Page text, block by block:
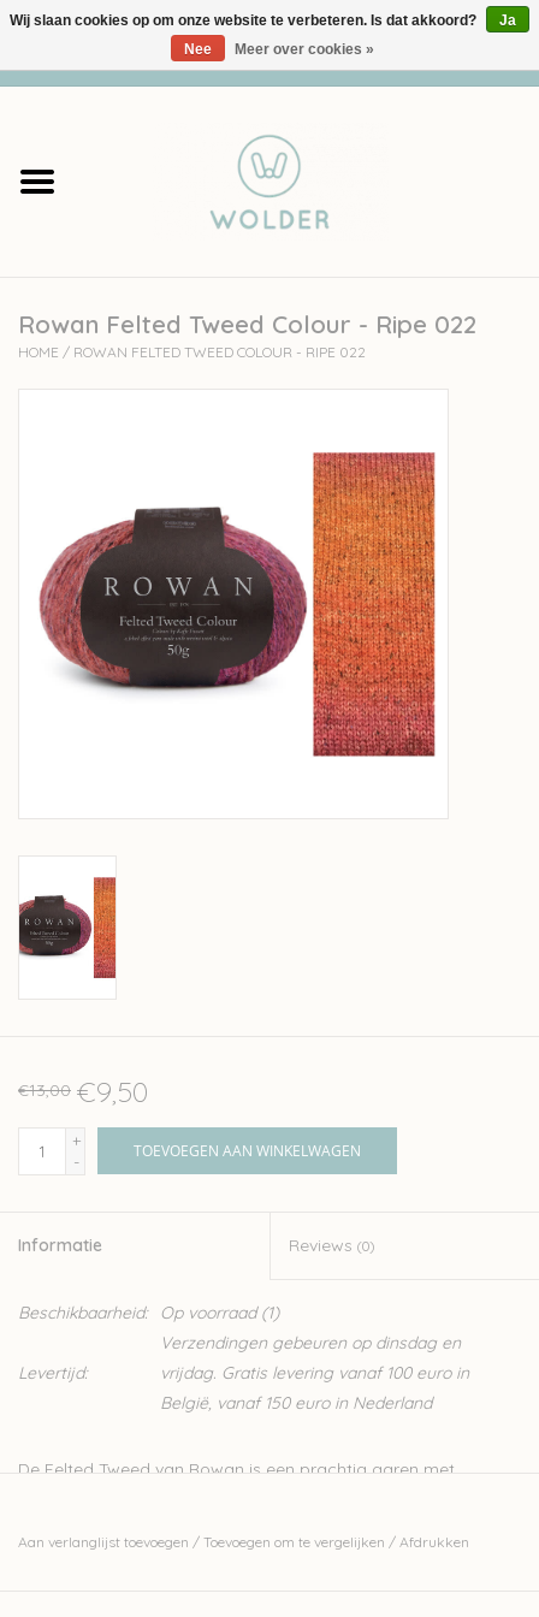
Garens
Accessoires
workshops
Over wolder
Rowan Felted Tweed Colour - Ripe 022
HOME / ROWAN FELTED TWEED COLOUR - RIPE 022
€13,00 €9,50
+
-
TOEVOEGEN AAN WINKELWAGEN
Informatie Reviews (0)
Beschikbaarheid: Op voorraad(1)
Levertijd:
Verzendingen gebeuren op dinsdag en
vrijdag. Gratis levering vanaf 100 euro in
België, vanaf 150 euro in Nederland
De Felted Tweed van Rowan is een prachtig garen met
Aan verlanglijst toevoegen / Toevoegen om te vergelijken / Afdrukken
Wij slaan cookies op om onze website te verbeteren. Is dat akkoord?
Ja
Nee
Meer over cookies »